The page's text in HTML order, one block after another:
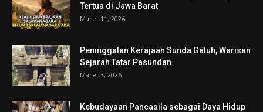
Tertua di Jawa Barat
Maret 11, 2026
Peninggalan Kerajaan Sunda Galuh, Warisan
Sejarah Tatar Pasundan
Maret 3, 2026
Kebudayaan Pancasila sebagai Daya Hidup